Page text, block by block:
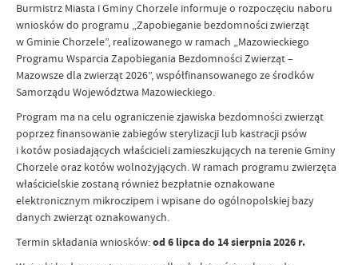
Burmistrz Miasta i Gminy Chorzele informuje o rozpoczęciu naboru
wniosków do programu „Zapobieganie bezdomności zwierząt
w Gminie Chorzele”, realizowanego w ramach „Mazowieckiego
Programu Wsparcia Zapobiegania Bezdomności Zwierząt –
Mazowsze dla zwierząt 2026”, współfinansowanego ze środków
Samorządu Województwa Mazowieckiego.
Program ma na celu ograniczenie zjawiska bezdomności zwierząt
poprzez finansowanie zabiegów sterylizacji lub kastracji psów
i kotów posiadających właścicieli zamieszkujących na terenie Gminy
Chorzele oraz kotów wolnożyjących. W ramach programu zwierzęta
właścicielskie zostaną również bezpłatnie oznakowane
elektronicznym mikroczipem i wpisane do ogólnopolskiej bazy
danych zwierząt oznakowanych.
Termin składania wniosków:od 6 lipca do 14 sierpnia 2026 r.